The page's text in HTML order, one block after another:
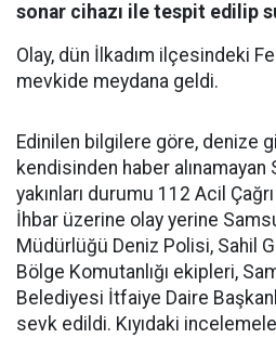
sonar cihazı ile tespit edilip
Olay, dün İlkadım ilçesindeki
mevkide meydana geldi.
Edinilen bilgilere göre, denize
kendisinden haber
yakınları durumu 112 Acil
İhbar üzerine olay yerine
Müdürlüğü Deniz Polisi, Sahil
Bölge Komutanlığı ekipleri,
Belediyesi İtfaiye Daire
sevk edildi. Kıyıdaki